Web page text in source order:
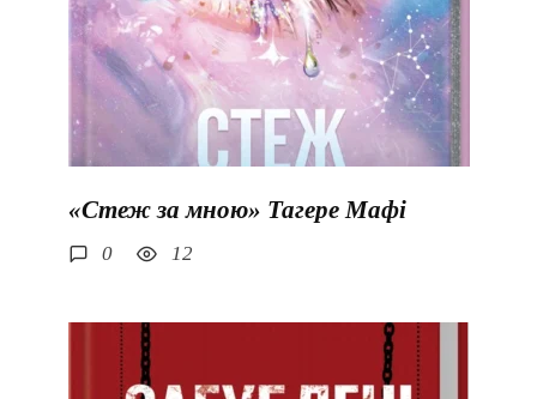
«Стеж за мною» Тагере Мафі
0 12